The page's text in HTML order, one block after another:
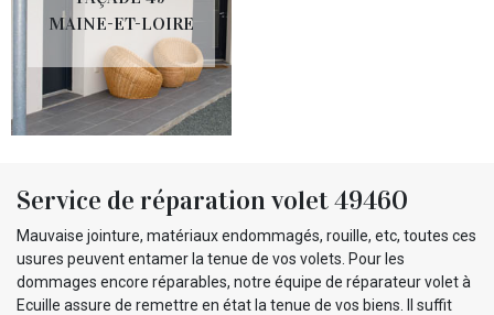
MAINE-ET-LOIRE
Service de réparation volet 49460
Mauvaise jointure, matériaux endommagés, rouille, etc, toutes ces
usures peuvent entamer la tenue de vos volets. Pour les
dommages encore réparables, notre équipe de réparateur volet à
Ecuille assure de remettre en état la tenue de vos biens. Il suffit